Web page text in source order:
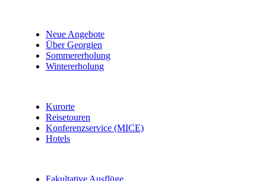
Neue Angebote
Über Georgien
Sommererholung
Wintererholung
Kurorte
Reisetouren
Konferenzservice (MICE)
Hotels
Fakultative Ausflüge